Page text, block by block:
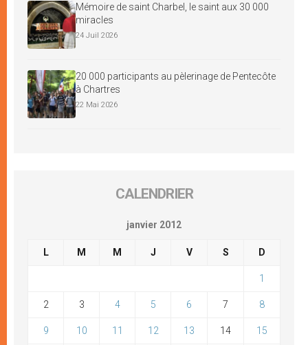
Mémoire de saint Charbel, le saint aux 30 000
miracles
24 Juil 2026
20 000 participants au pèlerinage de Pentecôte
à Chartres
22 Mai 2026
CALENDRIER
janvier 2012
L M M J V S D
1
2 3 4 5 6 7 8
9 10 11 12 13 14 15